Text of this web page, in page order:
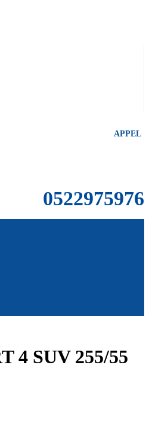
APPEL
0522975976
4 SUV 255/55